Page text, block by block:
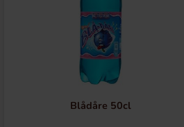
Blådåre 50cl